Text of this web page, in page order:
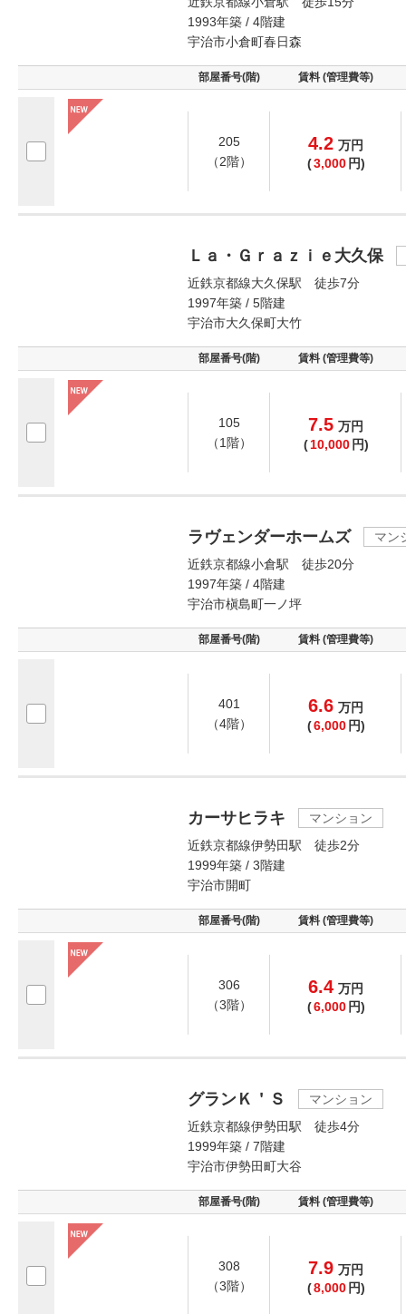
1993年築 / 4階建
宇治市小倉町春日森
部屋番号(階) 賃料 (管理費等)
205
（2階）
4.2 万円
(3,000 円)
Ｌａ・Ｇｒａｚｉｅ大久保
近鉄京都線大久保駅 徒歩7分
1997年築 / 5階建
宇治市大久保町大竹
部屋番号(階) 賃料 (管理費等)
105
（1階）
7.5 万円
( 10,000 円)
ラヴェンダーホームズ
マン
近鉄京都線小倉駅 徒歩20分
1997年築 / 4階建
宇治市槇島町一ノ坪
部屋番号(階) 賃料 (管理費等)
401
（4階）
6.6 万円
(6,000 円)
カーサヒラキ
マンション
近鉄京都線伊勢田駅 徒歩2分
1999年築 / 3階建
宇治市開町
部屋番号(階) 賃料 (管理費等)
306
（3階）
6.4 万円
(6,000 円)
グランＫ＇Ｓ
マンション
近鉄京都線伊勢田駅 徒歩4分
1999年築 / 7階建
宇治市伊勢田町大谷
部屋番号(階) 賃料 (管理費等)
308
（3階）
7.9 万円
(8,000 円)